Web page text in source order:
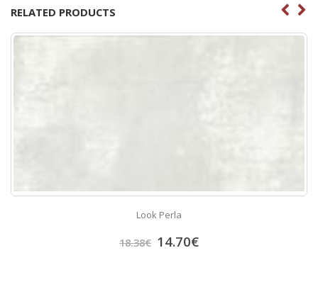
RELATED PRODUCTS
Look Perla
18.38€ 14.70€